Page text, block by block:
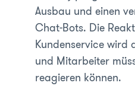
Ausbau und einen
Chat-Bots. Die
Kundenservice wird
und Mitarbeiter
reagieren können.